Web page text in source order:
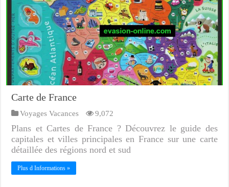
Carte de France
Voyages Vacances 9,072
Plans et Cartes de France ? Découvrez le guide des
capitales et villes principales en France sur une carte
détaillée des régions nord et sud
Plus d Informations »